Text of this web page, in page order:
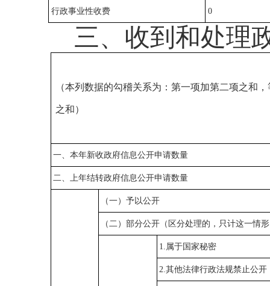
行政事业性收费 0
三、收到和处理
（本列数据的勾稽关系为：第一项加第二项之和
之和）
一、本年新收政府信息公开申请数量
二、上年结转政府信息公开申请数量
（一）予以公开
（二）部分公开（区分处理的，只计这一情
1. 属于国家秘密
2.其他法律行政法规禁止公开